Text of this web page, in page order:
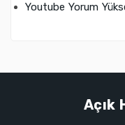
Youtube Yorum
Açık